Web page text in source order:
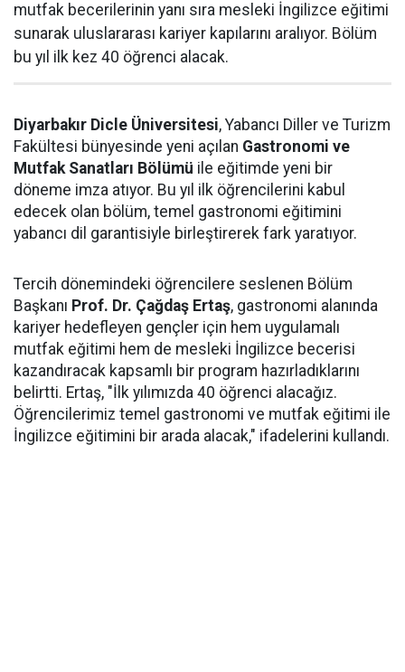
mutfak becerilerinin yanı sıra mesleki İngilizce eğitimi
sunarak uluslararası kariyer kapılarını aralıyor. Bölüm
bu yıl ilk kez 40 öğrenci alacak.
Diyarbakır Dicle Üniversitesi, Yabancı Diller ve Turizm
Fakültesi bünyesinde yeni açılan Gastronomi ve
Mutfak Sanatları Bölümü ile eğitimde yeni bir
döneme imza atıyor. Bu yıl ilk öğrencilerini kabul
edecek olan bölüm, temel gastronomi eğitimini
yabancı dil garantisiyle birleştirerek fark yaratıyor.
Tercih dönemindeki öğrencilere seslenen Bölüm
Başkanı Prof. Dr. Çağdaş Ertaş, gastronomi alanında
kariyer hedefleyen gençler için hem uygulamalı
mutfak eğitimi hem de mesleki İngilizce becerisi
kazandıracak kapsamlı bir program hazırladıklarını
belirtti. Ertaş, "İlk yılımızda 40 öğrenci alacağız.
Öğrencilerimiz temel gastronomi ve mutfak eğitimi ile
İngilizce eğitimini bir arada alacak," ifadelerini kullandı.